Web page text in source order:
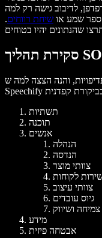
לדיבוב גישה רק למה
ספר שמע או שיחת רווחים.
והנה הצצה למה ש-
תשתיות
תוכנה
אנשים
הנהלה
הנדסה
צוותי מוצר
לקוחות
צוותי עיצוב
גיוס עובדים
צמיחה ושיווק
מידע
אבטחה פיזית